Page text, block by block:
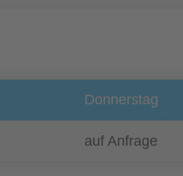
Donnerstag
auf Anfrage